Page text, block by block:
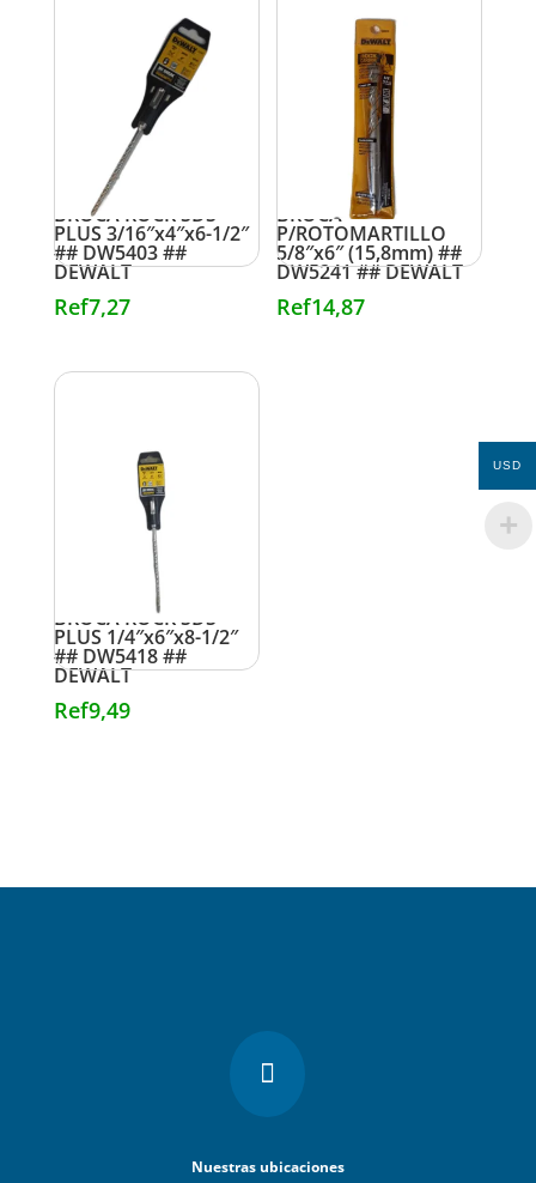
BROCA ROCK SDS
PLUS 3/16″x4″x6-1/2″
## DW5403 ##
DEWALT
Ref7,27
BROCA
P/ROTOMARTILLO
5/8″x6″ (15,8mm) ##
DW5241 ## DEWALT
Ref14,87
BROCA ROCK SDS
PLUS 1/4″x6″x8-1/2″
## DW5418 ##
DEWALT
Ref9,49

Nuestras ubicaciones
USD